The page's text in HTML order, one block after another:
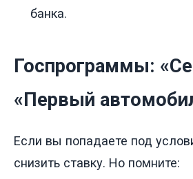
банка.
Госпрограммы:
«Первый
Если вы попадаете под
снизить ставку. Но помните: